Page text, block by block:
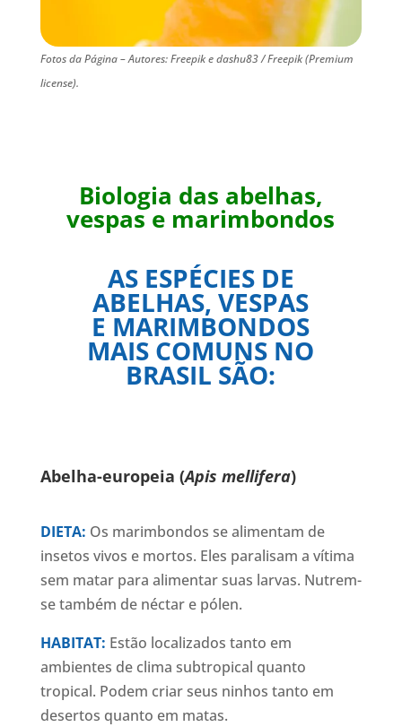
Fotos da Página – Autores: Freepik e dashu83 / Freepik (Premium
license).
Biologia das abelhas,
vespas e marimbondos
AS ESPÉCIES DE
ABELHAS, VESPAS
E MARIMBONDOS
MAIS COMUNS NO
BRASIL SÃO:
Abelha-europeia (Apis mellifera)
DIETA: Os marimbondos se alimentam de
insetos vivos e mortos. Eles paralisam a vítima
sem matar para alimentar suas larvas. Nutrem-
se também de néctar e pólen.
HABITAT: Estão localizados tanto em
ambientes de clima subtropical quanto
tropical. Podem criar seus ninhos tanto em
desertos quanto em matas.